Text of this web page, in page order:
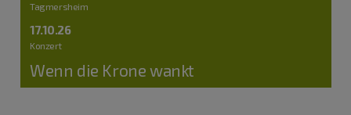
Tagmersheim
17.10.26
Konzert
Wenn die Krone wankt